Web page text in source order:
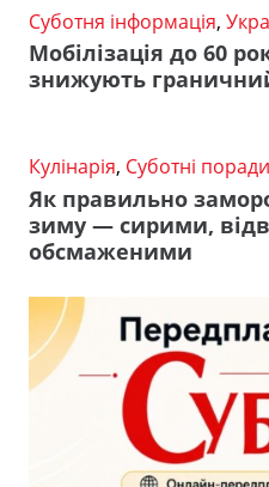
Суботня інформація,
Мобілізація до 60
знижують
Кулінарія, Суботні поради
Як правильно
зиму — сирими,
обсмаженими